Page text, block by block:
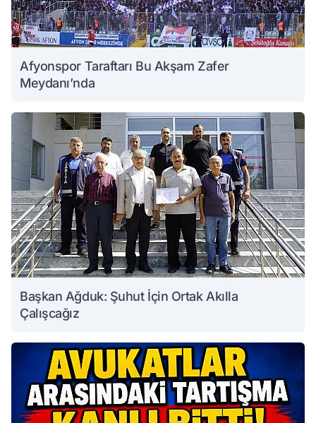
Afyonspor Taraftarı Bu Akşam Zafer
Meydanı’nda
Başkan Ağduk: Şuhut İçin Ortak Akılla
Çalışcağız